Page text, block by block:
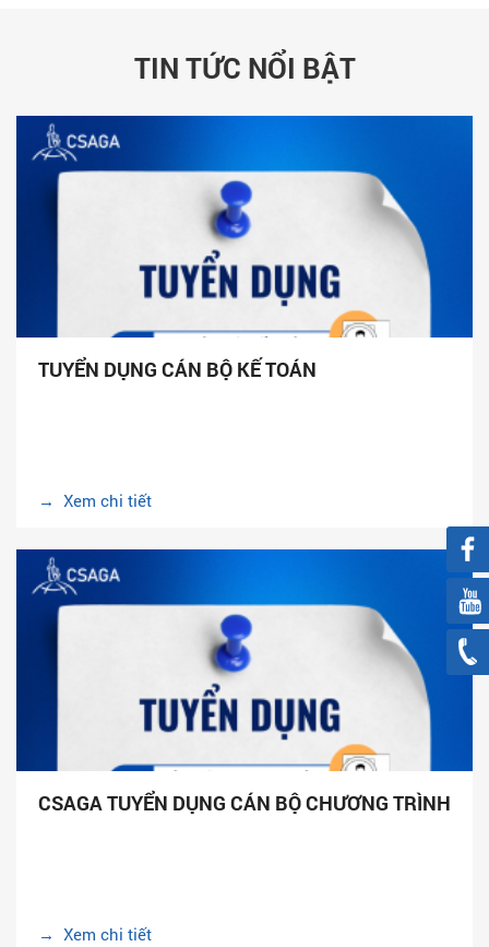
TIN TỨC NỔI BẬT
TUYỂN DỤNG CÁN BỘ KẾ TOÁN
→ Xem chi tiết
CSAGA TUYỂN DỤNG CÁN BỘ CHƯƠNG TRÌNH
→ Xem chi tiết